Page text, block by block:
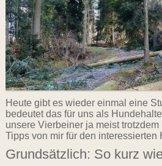
Heute gibt es wieder einmal eine
bedeutet das für uns als
unsere Vierbeiner ja meist
Tipps von mir für den interessierten
Grundsätzlich: So kurz